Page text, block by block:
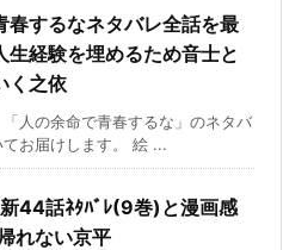
春するなネタバレ全話を最
生経験を埋めるため音士と
く之依
「人の余命で青春するな」のネタバ
てお届けします。 絵 ...
新44話ﾈﾀﾊﾞﾚ(9巻)と漫画感
れない京平